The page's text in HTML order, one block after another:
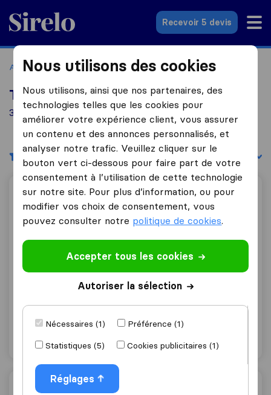
Sirelo.fr
Recevoir 5 devis
Accueil Déménageurs France Déménageurs L'Etrat
Top 10 déménageurs à L'Etrat
3 déménageurs trouvés à L'Etrat
Filtres Trier par :
Rubière Déménagement
163
Rubière Déménagement
Saint-Priest-en-Jarez
Demander un devis
1 mentions comme"Professionnel"
Déménagement Beaulaigue
Nous utilisons des cookies
Nous utilisons, ainsi que nos partenaires, des
technologies telles que les cookies pour
améliorer votre expérience client, vous assurer
un contenu et des annonces personnalisés, et
analyser notre trafic. Veuillez cliquer sur le
bouton vert ci-dessous pour faire part de votre
consentement à l’utilisation de cette technologie
sur notre site. Pour plus d’information, ou pour
modifier vos choix de consentement, vous
pouvez consulter notre politique de cookies.
Accepter tous les cookies
Autoriser la sélection
Nécessaires (1)
Préférence (1)
Statistiques (5)
Cookies publicitaires (1)
Réglages